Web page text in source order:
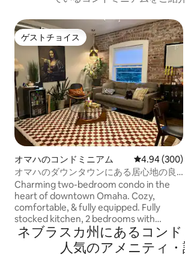
ゲストチョイス
ゲストチョイス
オマハのコンドミニアム レビュー
4.94 (300)
オマハのダウンタウンにある居心地の良
いコンドミニアム - オールドマーケット
まで徒歩圏内！
Charming two-bedroom condo in the
heart of downtown Omaha. Cozy,
comfortable, & fully equipped. Fully
stocked kitchen, 2 bedrooms with
queen beds, comfortable living room
with beverage fridge & cocktail bar.
Cozy sunroom with fully supplied coffee
ネブラスカ州にあるコン
人気のアメニティ